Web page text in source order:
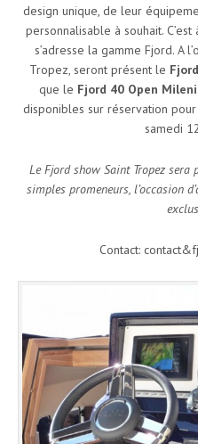
design unique, de leur
personnalisable à souhait.
s’adresse la gamme Fjord. A
Tropez, seront présent le
que le Fjord 40 Open
disponibles sur réservation
samedi
Le Fjord show Saint Tropez sera
simples promeneurs, l’occasion
Contact: